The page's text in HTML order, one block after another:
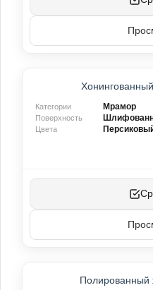
Категории Мрамор
Поверхность
Цвета
Полированный